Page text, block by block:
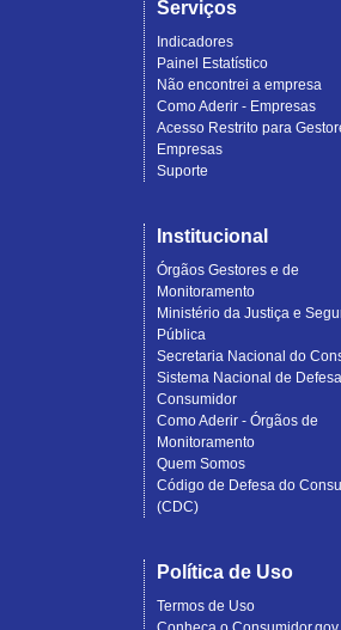
Serviços
Indicadores
Painel Estatístico
Não encontrei a empresa
Como Aderir - Empresas
Acesso Restrito para
Empresas
Suporte
Institucional
Órgãos Gestores e de
Monitoramento
Ministério da Justiça e
Pública
Secretaria Nacional do
Sistema Nacional de
Consumidor
Como Aderir - Órgãos de
Monitoramento
Quem Somos
Código de Defesa do
(CDC)
Política de Uso
Termos de Uso